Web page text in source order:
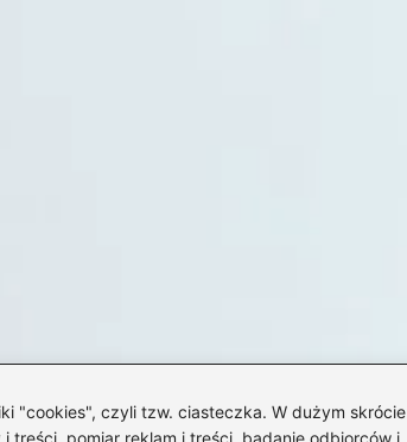
"cookies", czyli tzw. ciasteczka. W dużym skrócie
treści, pomiar reklam i treści, badanie odbiorców i